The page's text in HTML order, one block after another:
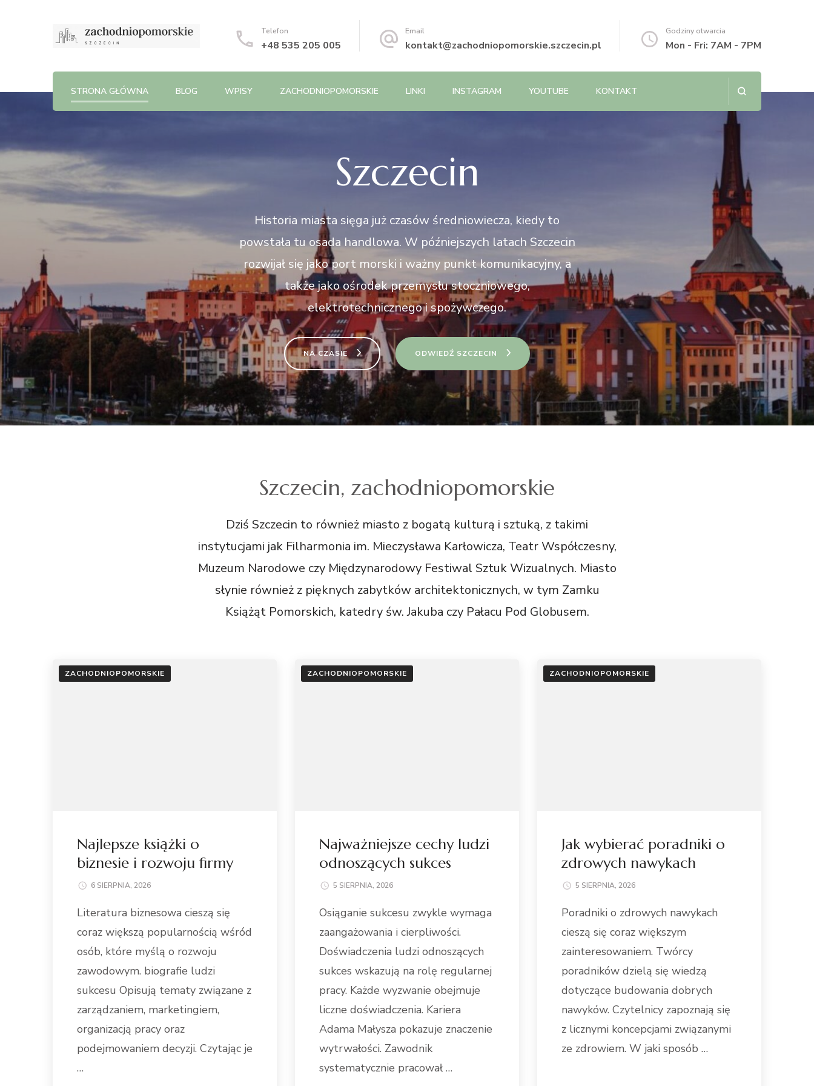
Telefon
+48 535 205 005
Email
kontakt@zachodniopomorskie.szczecin.pl
Godziny otwarcia
Mon - Fri: 7AM - 7PM
STRONA GŁÓWNA BLOG WPISY ZACHODNIOPOMORSKIE LINKI INSTAGRAM YOUTUBE KONTAKT
Szczecin
Historia miasta sięga już czasów średniowiecza, kiedy to
powstała tu osada handlowa. W późniejszych latach Szczecin
rozwijał się jako port morski i ważny punkt komunikacyjny, a
także jako ośrodek przemysłu stoczniowego,
elektrotechnicznego i spożywczego.
NA CZASIE ODWIEDŹ SZCZECIN
Szczecin, zachodniopomorskie
Dziś Szczecin to również miasto z bogatą kulturą i sztuką, z takimi
instytucjami jak Filharmonia im. Mieczysława Karłowicza, Teatr Współczesny,
Muzeum Narodowe czy Międzynarodowy Festiwal Sztuk Wizualnych. Miasto
słynie również z pięknych zabytków architektonicznych, w tym Zamku
Książąt Pomorskich, katedry św. Jakuba czy Pałacu Pod Globusem.
ZACHODNIOPOMORSKIE
Najlepsze książki o
biznesie i rozwoju firmy
6 SIERPNIA, 2026
Literatura biznesowa cieszą się
coraz większą popularnością wśród
osób, które myślą o rozwoju
zawodowym. biografie ludzi
sukcesu Opisują tematy związane z
zarządzaniem, marketingiem,
organizacją pracy oraz
podejmowaniem decyzji. Czytając je
…
ZACHODNIOPOMORSKIE
Najważniejsze cechy ludzi
odnoszących sukces
5 SIERPNIA, 2026
Osiąganie sukcesu zwykle wymaga
zaangażowania i cierpliwości.
Doświadczenia ludzi odnoszących
sukces wskazują na rolę regularnej
pracy. Każde wyzwanie obejmuje
liczne doświadczenia. Kariera
Adama Małysza pokazuje znaczenie
wytrwałości. Zawodnik
systematycznie pracował …
ZACHODNIOPOMORSKIE
Jak wybierać poradniki o
zdrowych nawykach
5 SIERPNIA, 2026
Poradniki o zdrowych nawykach
cieszą się coraz większym
zainteresowaniem. Twórcy
poradników dzielą się wiedzą
dotyczące budowania dobrych
nawyków. Czytelnicy zapoznają się
z licznymi koncepcjami związanymi
ze zdrowiem. W jaki sposób …